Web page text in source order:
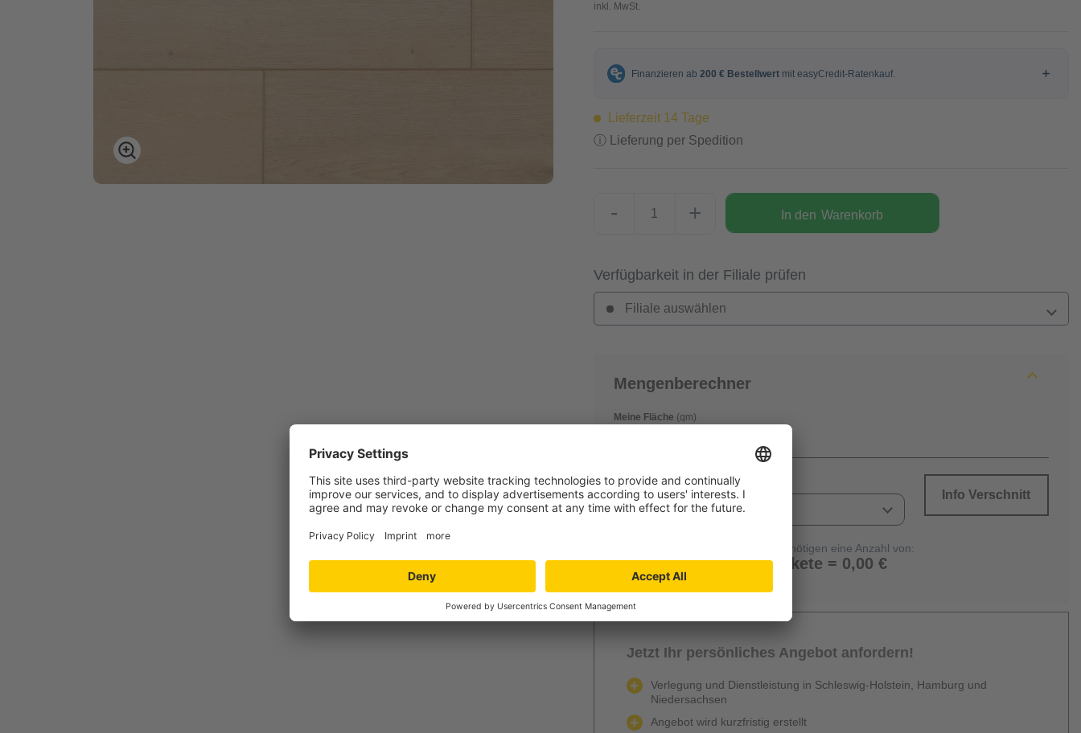
inkl. MwSt.
Lieferzeit 14 Tage
ⓘ Lieferung per Spedition
- + In den Warenkorb
Verfügbarkeit in der Filiale prüfen
Filiale auswählen
Mengenberechner
Meine Fläche (qm)
Verschnitt(in %)
0
Info Verschnitt
Berechnen
Sie benötigen eine Anzahl von:
0 Pakete = 0,00 €
Jetzt Ihr persönliches Angebot anfordern!
Verlegung und Dienstleistung in Schleswig-Holstein, Hamburg und
Niedersachsen
Angebot wird kurzfristig erstellt